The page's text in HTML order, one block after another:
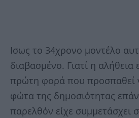
Ισως το 34χρονο μοντέλο
διαβασμένο. Γιατί η αλήθεια
πρώτη φορά που προσπαθεί
φώτα της δημοσιότητας
παρελθόν είχε συμμετάσχει